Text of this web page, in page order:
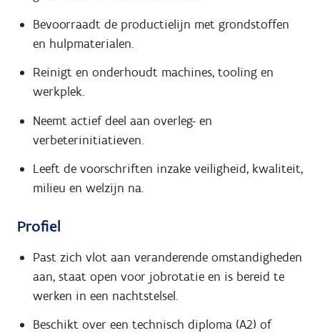
Bevoorraadt de productielijn met grondstoffen
en hulpmaterialen.
Reinigt en onderhoudt machines, tooling en
werkplek.
Neemt actief deel aan overleg- en
verbeterinitiatieven.
Leeft de voorschriften inzake veiligheid, kwaliteit,
milieu en welzijn na.
Profiel
Past zich vlot aan veranderende omstandigheden
aan, staat open voor jobrotatie en is bereid te
werken in een nachtstelsel.
Beschikt over een technisch diploma (A2) of